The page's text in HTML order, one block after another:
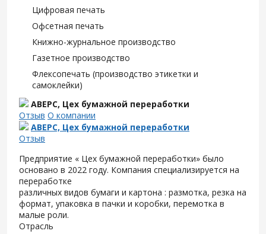
Цифровая печать
Офсетная печать
Книжно-журнальное производство
Газетное производство
Флексопечать (производство этикетки и
самоклейки)
АВЕРС, Цех бумажной переработки
Отзыв О компании
АВЕРС, Цех бумажной переработки
Отзыв
Предприятие « Цех бумажной переработки» было
основано в 2022 году. Компания специализируется на
переработке
различных видов бумаги и картона : размотка, резка на
формат, упаковка в пачки и коробки, перемотка в
малые роли.
Отрасль